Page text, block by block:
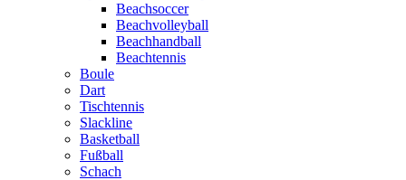
Beachsoccer
Beachvolleyball
Beachhandball
Beachtennis
Boule
Dart
Tischtennis
Slackline
Basketball
Fußball
Schach